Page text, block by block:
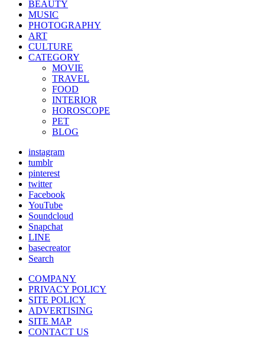
BEAUTY
MUSIC
PHOTOGRAPHY
ART
CULTURE
CATEGORY
MOVIE
TRAVEL
FOOD
INTERIOR
HOROSCOPE
PET
BLOG
instagram
tumblr
pinterest
twitter
Facebook
YouTube
Soundcloud
Snapchat
LINE
basecreator
Search
COMPANY
PRIVACY POLICY
SITE POLICY
ADVERTISING
SITE MAP
CONTACT US